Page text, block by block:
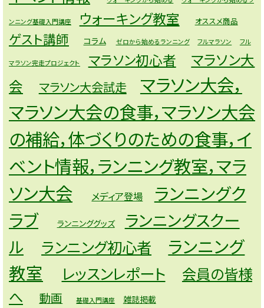
ンニング基礎入門講座 ウォーキング教室 オススメ商品
ゲスト講師 コラム ゼロから始めるランニング フルマラソン フル
マラソン完走プロジェクト マラソン初心者
マラソン大
会
マラソン大会試走
マラソン大会，
マラソン大会の食事，マラソン大会
の補給，体づくりのための食事，イ
ベント情報，ランニング教室，マラ
ソン大会
メディア登場
ランニングク
ラブ
ランニンググッズ
ランニングスクー
ル
ランニング初心者
ランニング
教室
レッスンレポート
会員の皆様
へ
動画 基礎入門講座 雑誌掲載